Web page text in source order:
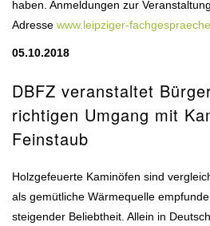
haben. Anmeldungen zur
Adresse www.leipziger-
05.10.2018
DBFZ veranstaltet
richtigen Umgang mit
Feinstaub
Holzgefeuerte Kaminöfen sind
als gemütliche Wärmequelle
steigender Beliebtheit. Allein in